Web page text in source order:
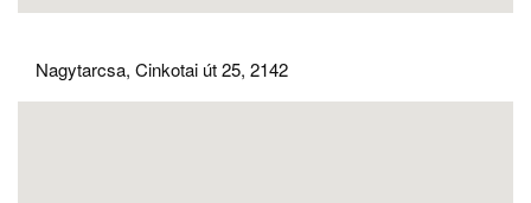
Nagytarcsa, Cinkotai út 25, 2142